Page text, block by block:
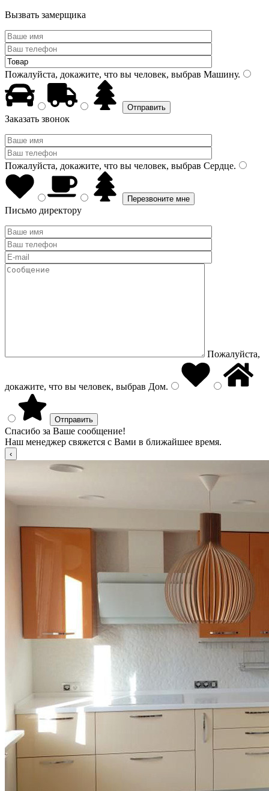
Вызвать замерщика
Пожалуйста, докажите, что вы человек, выбрав Машину.
Заказать звонок
Пожалуйста, докажите, что вы человек, выбрав Сердце.
Письмо директору
Пожалуйста,
докажите, что вы человек, выбрав Дом.
Спасибо за Ваше сообщение!
Наш менеджер свяжется с Вами в ближайшее время.